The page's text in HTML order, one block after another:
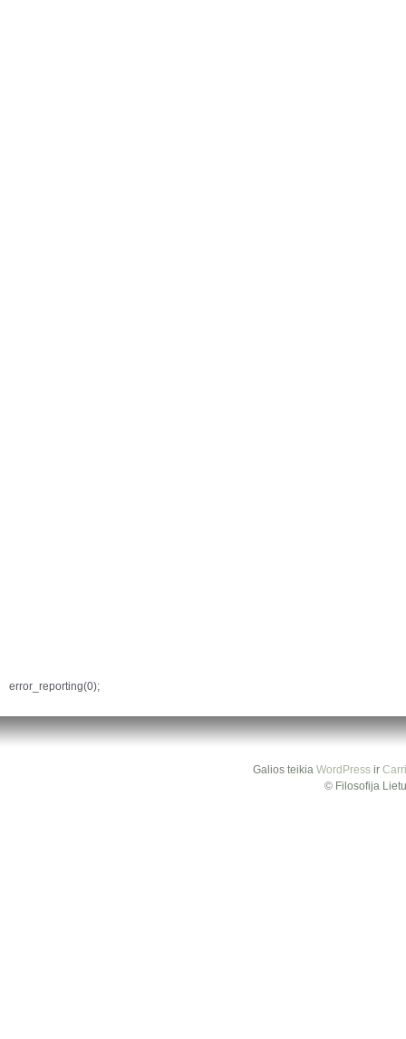
error_reporting(0);
Galios teikia WordPressir
© Filosofija